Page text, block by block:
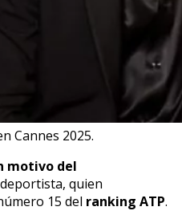
Cannes 2025.
motivo del
quien
15 del ranking ATP.